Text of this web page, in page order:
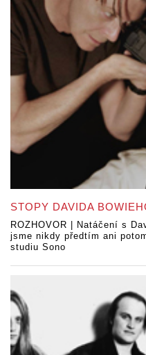
STOPY DAVIDA
ROZHOVOR | Natáčení s
jsme nikdy předtím ani
studiu Sono